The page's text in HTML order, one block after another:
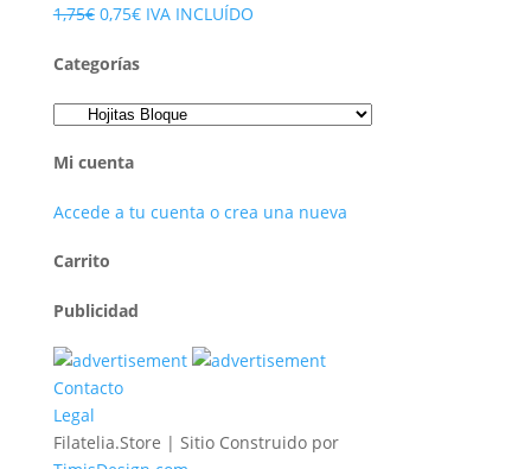
1,75€ El
original
1,75€.
0,75€El
actual
0,75€.
IVA INCLUÍDO
Categorías
Mi cuenta
Accede a tu cuenta o crea una nueva
Carrito
Publicidad
Contacto
Legal
Filatelia.Store | Sitio Construido por